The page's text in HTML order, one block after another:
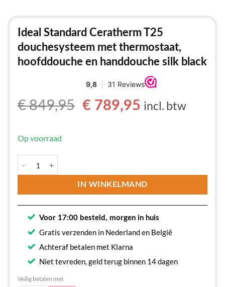
Ideal Standard Ceratherm T25
douchesysteem met thermostaat,
hoofddouche en handdouche silk black
€849,95 Oorspronkelijke
€ 789,95Huidige
incl. btw
Op voorraad
IN WINKELMAND
Voor 17:00 besteld, morgen in huis
Gratis verzenden in Nederland en België
Achteraf betalen met Klarna
Niet tevreden, geld terug binnen 14 dagen
Veilig betalen met